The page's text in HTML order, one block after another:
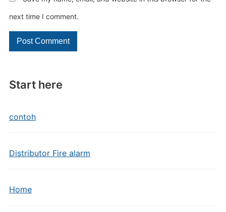
Start here
contoh
Distributor Fire alarm
Home
next time I comment.